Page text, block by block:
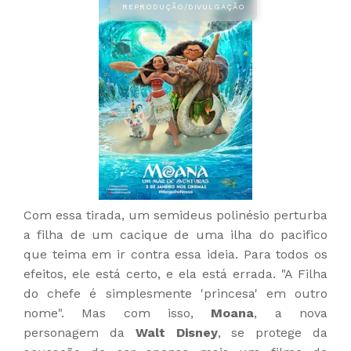
Com essa tirada, um semideus polinésio perturba
a filha de um cacique de uma ilha do pacifico
que teima em ir contra essa ideia. Para todos os
efeitos, ele está certo, e ela está errada. "A Filha
do chefe é simplesmente 'princesa' em outro
nome". Mas com isso, Moana, a nova
personagem
da Walt Disney, se protege da